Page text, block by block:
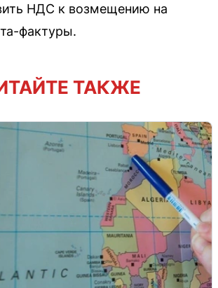
НДС к возмещению на
фактуры.
ТАКЖЕ